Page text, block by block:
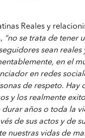
Reales y
“no se trata de tener
sean reales
en el
en redes
de respeto. Hay
y los realmente
años o toda la
de sus actos y de
nuestras vidas de